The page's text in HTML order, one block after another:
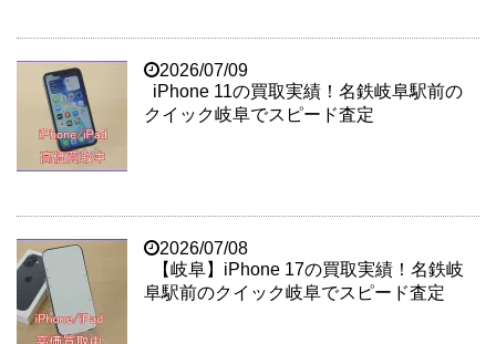
2026/07/09
iPhone 11の買取実績！名鉄岐阜駅前の
クイック岐阜でスピード査定
2026/07/08
【岐阜】iPhone 17の買取実績！名鉄岐
阜駅前のクイック岐阜でスピード査定